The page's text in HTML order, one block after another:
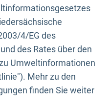
4/EG des
des Rates über den
Umweltinformationen
Mehr zu den
finden Sie weiter